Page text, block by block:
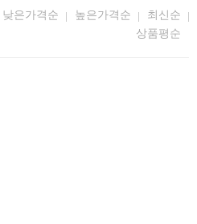
낮은가격순 높은가격순
최신순
상품평순